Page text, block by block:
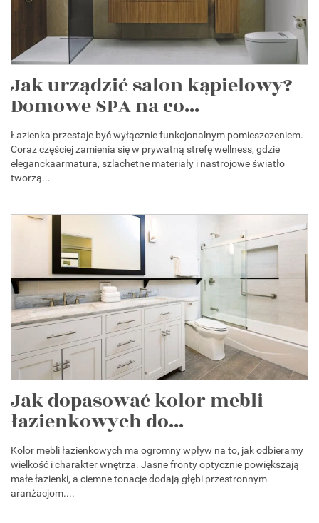
Jak urządzić salon kąpielowy?
Domowe SPA na co...
Łazienka przestaje być wyłącznie funkcjonalnym pomieszczeniem.
Coraz częściej zamienia się w prywatną strefę wellness, gdzie
eleganckaarmatura, szlachetne materiały i nastrojowe światło
tworzą...
Jak dopasować kolor mebli
łazienkowych do...
Kolor mebli łazienkowych ma ogromny wpływ na to, jak odbieramy
wielkość i charakter wnętrza. Jasne fronty optycznie powiększają
małe łazienki, a ciemne tonacje dodają głębi przestronnym
aranżacjom....